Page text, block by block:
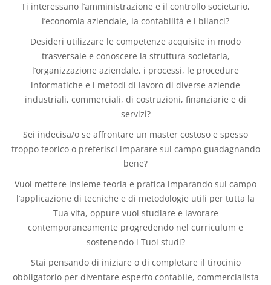
Ti interessano l’amministrazione e il controllo societario,
l’economia aziendale, la contabilità e i bilanci?
Desideri utilizzare le competenze acquisite in modo
trasversale e conoscere la struttura societaria,
l’organizzazione aziendale, i processi, le procedure
informatiche e i metodi di lavoro di diverse aziende
industriali, commerciali, di costruzioni, finanziarie e di
servizi?
Sei indecisa/o se affrontare un master costoso e spesso
troppo teorico o preferisci imparare sul campo guadagnando
bene?
Vuoi mettere insieme teoria e pratica imparando sul campo
l’applicazione di tecniche e di metodologie utili per tutta la
Tua vita, oppure vuoi studiare e lavorare
contemporaneamente progredendo nel curriculum e
sostenendo i Tuoi studi?
Stai pensando di iniziare o di completare il tirocinio
obbligatorio per diventare esperto contabile, commercialista